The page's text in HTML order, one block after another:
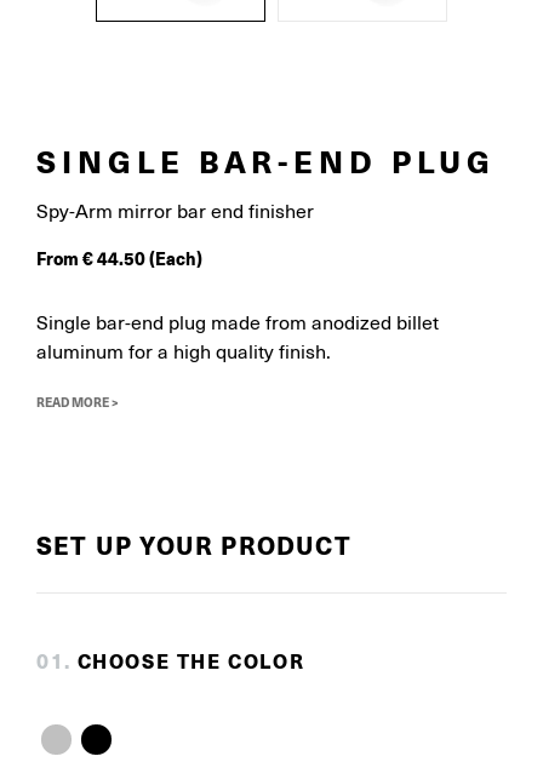
SINGLE BAR-END PLUG
Spy-Arm mirror bar end finisher
From €44.50(Each)
Single bar-end plug made from anodized billet
aluminum for a high quality finish.
READ MORE >
SET UP YOUR PRODUCT
01 . CHOOSE THE COLOR